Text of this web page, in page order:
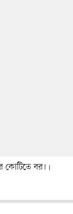
কোটিতে বর।